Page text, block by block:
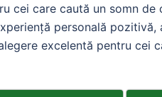
cei care caută un somn
personală
excelentă pentru cei